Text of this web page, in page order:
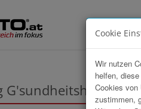
Cookie
Wir nutzen
helfen,
Cookies von
zustimmen,